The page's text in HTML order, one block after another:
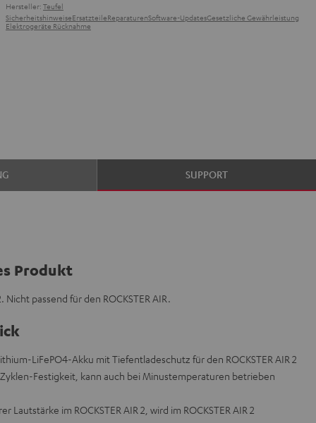
Hersteller: Teufel
SicherheitshinweiseErsatzteileReparaturenSoftware-UpdatesGesetzliche Gewährleistung
Elektrogeräte Rücknahme
SUPPORT
Produkt
Nicht passend für den ROCKSTER AIR.
LiFePO4-Akku mit Tiefentladeschutz für den ROCKSTER AIR 2
Festigkeit, kann auch bei Minustemperaturen betrieben
Lautstärke im ROCKSTER AIR 2, wird im ROCKSTER AIR 2